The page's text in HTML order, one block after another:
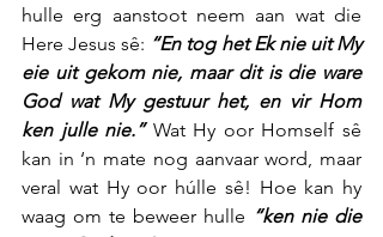
hulle erg aanstoot neem aan wat die
Here Jesus sê: “En tog het Ek nie uit My
eie uit gekom nie, maar dit is die ware
God wat My gestuur het, en vir Hom
ken julle nie.” Wat Hy oor Homself sê
kan in ‘n mate nog aanvaar word, maar
veral wat Hy oor húlle sê! Hoe kan hy
waag om te beweer hulle “ken nie die